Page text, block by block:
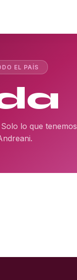
EL PAÍS
lo que tenemos